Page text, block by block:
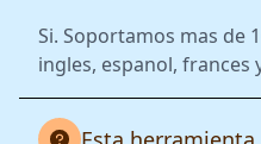
Si. Soportamos mas de
ingles, espanol, frances